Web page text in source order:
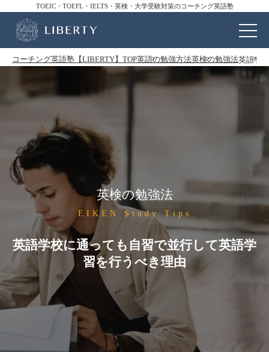
TOEIC・TOEFL・IELTS・英検・大学受験対策のコーチング英語塾
コーチング英語塾【LIBERTY】TOP英語の勉強方法英検の勉強法英語学
英検の勉強法
EIKEN Study Tips
英語学校に通っても自習で並行して英語学
習を行うべき理由